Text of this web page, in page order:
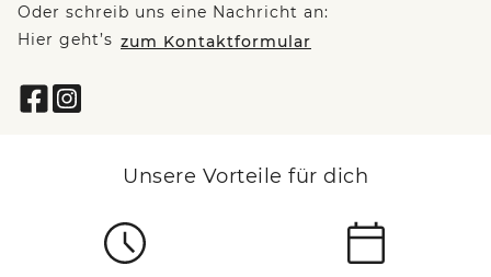
Oder schreib uns eine Nachricht an:
Hier geht’s zum Kontaktformular
Unsere Vorteile für dich